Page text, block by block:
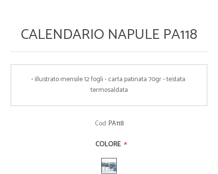
CALENDARIO NAPULE PA118
• illustrato mensile 12 fogli • carta patinata 70gr • testata
termosaldata
Cod:PA118
COLORE *